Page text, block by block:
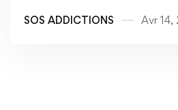
SOS ADDICTIONS Avr 14,